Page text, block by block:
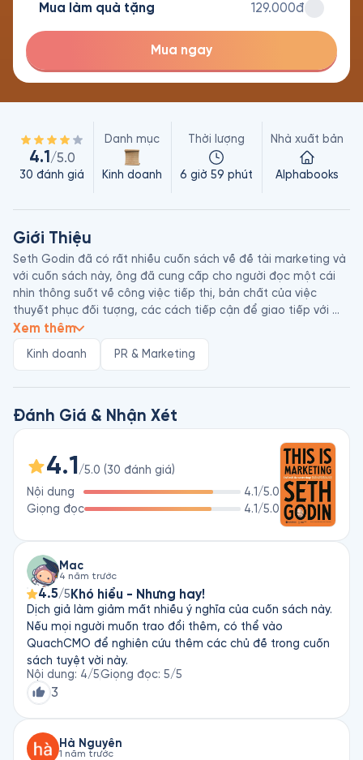
Mua làm quà tặng 129.000đ
Mua ngay
4.1 /5.0
30 đánh giá
Danh mục
Kinh doanh
Thời lượng
6 giờ 59 phút
Nhà xuất bản
Alphabooks
Giới Thiệu
Seth Godin đã có rất nhiều cuốn sách về đề tài marketing và
với cuốn sách này, ​​ông đã cung cấp cho người đọc một cái
nhìn thông suốt về công việc tiếp thị, bản chất của việc
thuyết phục đối tượng, các cách tiếp cận để giao tiếp với
khách hàng tiềm năng và nhiều góc nhìn thú vị khác. Bên
thực tế về các chiến dịch thành công, thất bại của các tổ
Dù dịch vụ hay sản phẩm của bạn là gì đi nữa, thì cuốn sách
này sẽ chỉ cho bạn cách tô điểm “diện mạo” sao cho thật
hấp dẫn, từ đó thu hút được những khách hàng tiềm năng
mong muốn nhất. Seth đã kết hợp tài tình tầm nhìn, quan sát
Gây dựng chữ tín và thiện cảm với khách hàng mục tiêu
Làm chủ nghệ thuật định vị - xác định cả khách hàng mục
tiêu cũng như khách hàng không phải mục tiêu
Tìm ra cách tốt nhất để đạt được các mục tiêu marketing:
giúp người khác trở thành phiên bản họ mong muốn
Tại sao những phương pháp quảng cáo, marketing và quảng
bá thương hiệu không còn hiệu quả
Vai trò quan trọng của áp lực trước bất cứ quyết định mua
hay không mua hàng
Xem thêm
Kinh doanh PR & Marketing
Đánh Giá & Nhận Xét
4.1/5.0 (30 đánh giá)
Nội dung
4.1 /5.0
Giọng đọc
4.1 /5.0
Mac
4 năm trước
4.5/5 Khó hiểu - Nhưng hay!
Dịch giả làm giảm mất nhiều ý nghĩa của cuốn sách này.
Nếu mọi người muốn trao đổi thêm, có thể vào
QuachCMO để nghiên cứu thêm các chủ đề trong cuốn
sách tuyệt vời này.
Nội dung: 4/5Giọng đọc: 5/5
3
Hà Nguyễn
1 năm trước